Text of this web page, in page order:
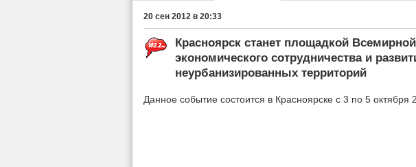
20 сен 2012 в 20:33
Красноярск станет площадкой
экономического сотрудничества и
неурбанизированных территорий
Данное событие состоится в Красноярске с 3 по 5 октября